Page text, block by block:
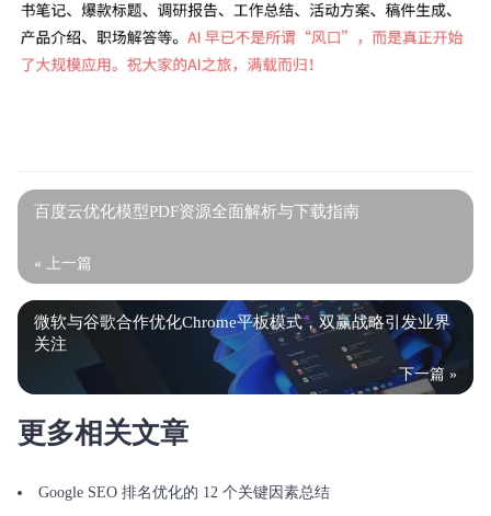
百度云优化模型PDF资源全面解析与下载指南
« 上一篇
微软与谷歌合作优化Chrome平板模式，双赢战略引发业界
关注
下一篇 »
更多相关文章
Google SEO 排名优化的 12 个关键因素总结